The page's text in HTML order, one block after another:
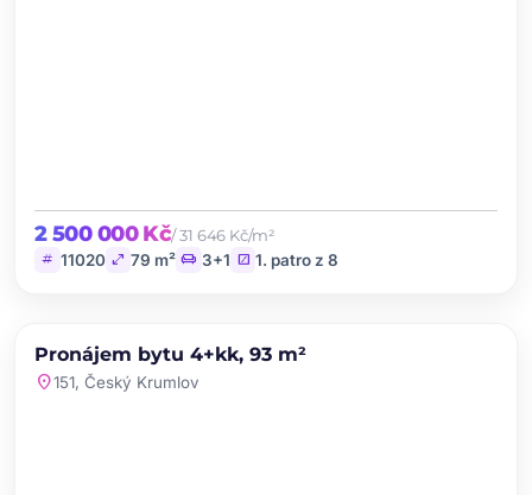
2 500 000 Kč/ 31 646 Kč/m²
tag 11020 open_in_full 79 m² chair 3+1 stairs 1. patro z 8
PRONÁJEM NOVINKA
Pronájem bytu 4+kk, 93 m²
location_on151, Český Krumlov